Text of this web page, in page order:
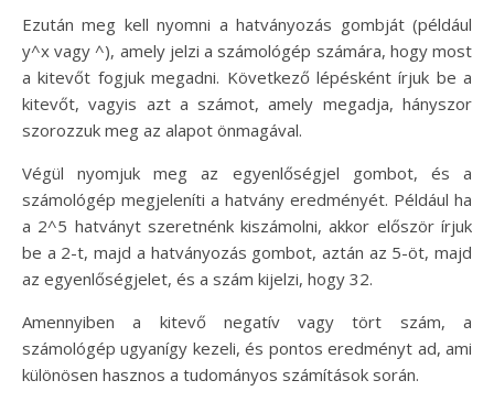
Ezután meg kell nyomni a hatványozás gombját (például
y^x vagy ^), amely jelzi a számológép számára, hogy most
a kitevőt fogjuk megadni. Következő lépésként írjuk be a
kitevőt, vagyis azt a számot, amely megadja, hányszor
szorozzuk meg az alapot önmagával.
Végül nyomjuk meg az egyenlőségjel gombot, és a
számológép megjeleníti a hatvány eredményét. Például ha
a 2^5 hatványt szeretnénk kiszámolni, akkor először írjuk
be a 2-t, majd a hatványozás gombot, aztán az 5-öt, majd
az egyenlőségjelet, és a szám kijelzi, hogy 32.
Amennyiben a kitevő negatív vagy tört szám, a
számológép ugyanígy kezeli, és pontos eredményt ad, ami
különösen hasznos a tudományos számítások során.